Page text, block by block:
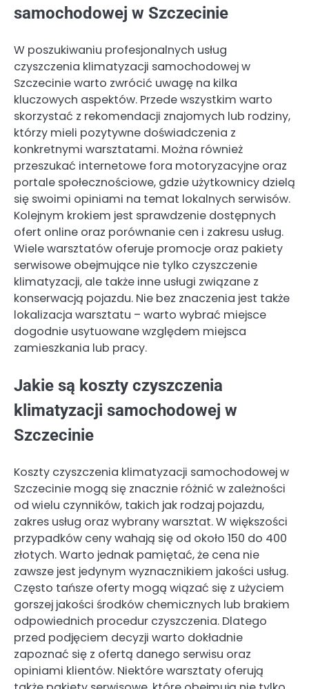
samochodowej w Szczecinie
W poszukiwaniu profesjonalnych usług
czyszczenia klimatyzacji samochodowej w
Szczecinie warto zwrócić uwagę na kilka
kluczowych aspektów. Przede wszystkim warto
skorzystać z rekomendacji znajomych lub rodziny,
którzy mieli pozytywne doświadczenia z
konkretnymi warsztatami. Można również
przeszukać internetowe fora motoryzacyjne oraz
portale społecznościowe, gdzie użytkownicy dzielą
się swoimi opiniami na temat lokalnych serwisów.
Kolejnym krokiem jest sprawdzenie dostępnych
ofert online oraz porównanie cen i zakresu usług.
Wiele warsztatów oferuje promocje oraz pakiety
serwisowe obejmujące nie tylko czyszczenie
klimatyzacji, ale także inne usługi związane z
konserwacją pojazdu. Nie bez znaczenia jest także
lokalizacja warsztatu – warto wybrać miejsce
dogodnie usytuowane względem miejsca
zamieszkania lub pracy.
Jakie są koszty czyszczenia
klimatyzacji samochodowej w
Szczecinie
Koszty czyszczenia klimatyzacji samochodowej w
Szczecinie mogą się znacznie różnić w zależności
od wielu czynników, takich jak rodzaj pojazdu,
zakres usług oraz wybrany warsztat. W większości
przypadków ceny wahają się od około 150 do 400
złotych. Warto jednak pamiętać, że cena nie
zawsze jest jedynym wyznacznikiem jakości usług.
Często tańsze oferty mogą wiązać się z użyciem
gorszej jakości środków chemicznych lub brakiem
odpowiednich procedur czyszczenia. Dlatego
przed podjęciem decyzji warto dokładnie
zapoznać się z ofertą danego serwisu oraz
opiniami klientów. Niektóre warsztaty oferują